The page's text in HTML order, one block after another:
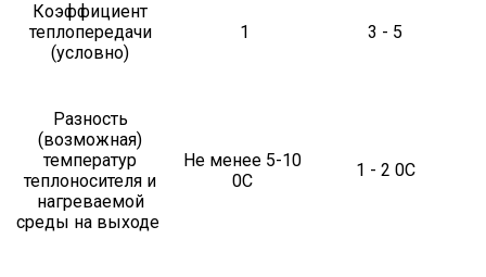
Коэффициент
теплопередачи
(условно)
1 3 - 5
Разность
(возможная)
температур
теплоносителя и
нагреваемой
среды на выходе
Не менее 5-10
0С
1 - 2 0С